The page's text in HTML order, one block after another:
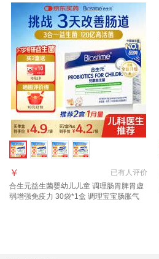
已有人评价
￥
合生元益生菌婴幼儿儿童 调理肠胃脾胃虚
弱增强免疫力 30袋*1盒 调理宝宝肠胀气